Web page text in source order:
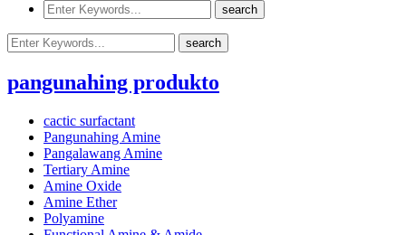
pangunahing produkto
cactic surfactant
Pangunahing Amine
Pangalawang Amine
Tertiary Amine
Amine Oxide
Amine Ether
Polyamine